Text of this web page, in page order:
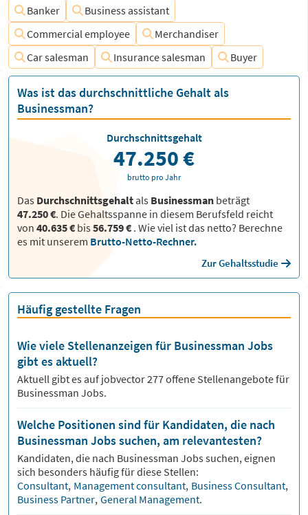
Banker
Business assistant
Commercial employee
Merchandiser
Car salesman
Insurance salesman Buyer
Was ist das durchschnittliche Gehalt als
Businessman?
Das Durchschnittsgehaltals Businessman beträgt
47.250 €. Die Gehaltsspanne in diesem Berufsfeld reicht
von 40.635 € bis56.759 € . Wie viel ist das netto? Berechne
es mit unserem Brutto-Netto-Rechner.
Zur Gehaltsstudie
Durchschnittsgehalt
47.250 €
brutto pro Jahr
Häufig gestellte Fragen
Wie viele Stellenanzeigen für Businessman Jobs
gibt es aktuell?
Aktuell gibt es auf jobvector277offene Stellenangebote für
Businessman Jobs.
Welche Positionen sind für Kandidaten, die nach
Businessman Jobs suchen, am relevantesten?
Kandidaten, die nach Businessman Jobs suchen, eignen
sich besonders häufig für diese Stellen:
Consultant, Management consultant, Business Consultant,
Business Partner, General Management.